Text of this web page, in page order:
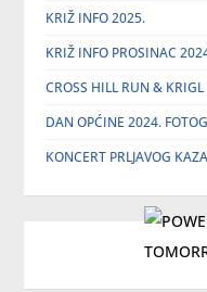
KRIŽ INFO 2025.
KRIŽ INFO PROSINAC
CROSS HILL RUN &
DAN OPĆINE 2024.
KONCERT PRLJAVOG